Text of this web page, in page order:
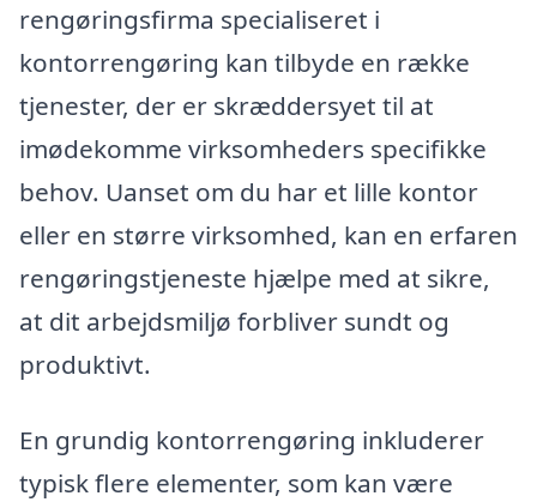
rengøringsfirma specialiseret i
kontorrengøring kan tilbyde en række
tjenester, der er skræddersyet til at
imødekomme virksomheders specifikke
behov. Uanset om du har et lille kontor
eller en større virksomhed, kan en erfaren
rengøringstjeneste hjælpe med at sikre,
at dit arbejdsmiljø forbliver sundt og
produktivt.
En grundig kontorrengøring inkluderer
typisk flere elementer, som kan være